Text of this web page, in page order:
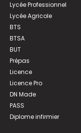
Lycée Professionnel
Lycée Agricole
BTS
BTSA
BUT
Prépas
Licence
Licence Pro
DN Made
PASS
Diplome infirmier